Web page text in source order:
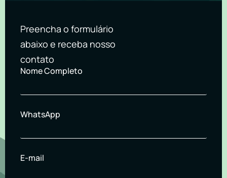
Preencha o formulário
abaixo e receba nosso
contato
Nome Completo
WhatsApp
E-mail